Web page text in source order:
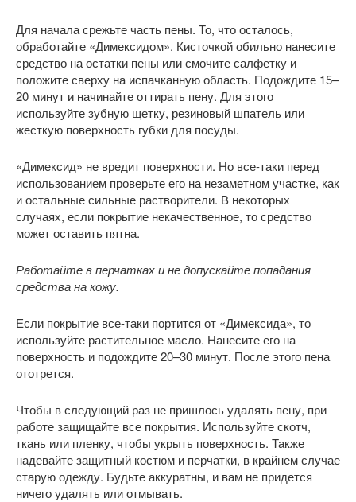
Для начала срежьте часть пены. То, что осталось,
обработайте «Димексидом». Кисточкой обильно нанесите
средство на остатки пены или смочите салфетку и
положите сверху на испачканную область. Подождите 15–
20 минут и начинайте оттирать пену. Для этого
используйте зубную щетку, резиновый шпатель или
жесткую поверхность губки для посуды.
«Димексид» не вредит поверхности. Но все-таки перед
использованием проверьте его на незаметном участке, как
и остальные сильные растворители. В некоторых
случаях, если покрытие некачественное, то средство
может оставить пятна.
Работайте в перчатках и не допускайте попадания
средства на кожу.
Если покрытие все-таки портится от «Димексида», то
используйте растительное масло. Нанесите его на
поверхность и подождите 20–30 минут. После этого пена
ототрется.
Чтобы в следующий раз не пришлось удалять пену, при
работе защищайте все покрытия. Используйте скотч,
ткань или пленку, чтобы укрыть поверхность. Также
надевайте защитный костюм и перчатки, в крайнем случае
старую одежду. Будьте аккуратны, и вам не придется
ничего удалять или отмывать.